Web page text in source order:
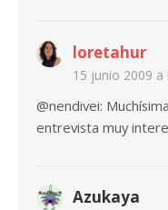
loretahur
15 junio 2009 a
@nendivei:
entrevista muy
Azukaya